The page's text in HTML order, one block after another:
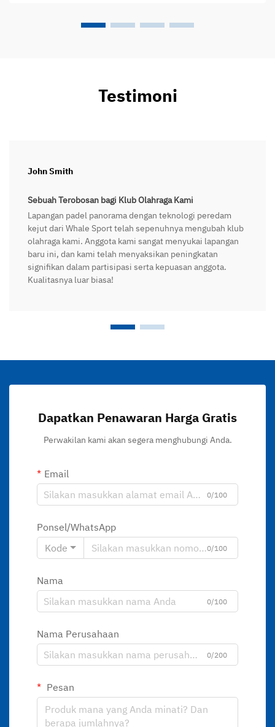
Testimoni
John Smith
Sebuah Terobosan bagi Klub Olahraga Kami
Lapangan padel panorama dengan teknologi peredam
kejut dari Whale Sport telah sepenuhnya mengubah klub
olahraga kami. Anggota kami sangat menyukai lapangan
baru ini, dan kami telah menyaksikan peningkatan
signifikan dalam partisipasi serta kepuasan anggota.
Kualitasnya luar biasa!
Dapatkan Penawaran Harga Gratis
Perwakilan kami akan segera menghubungi Anda.
Email
0/100
Ponsel/WhatsApp
Kode
0/100
Nama
0/100
Nama Perusahaan
0/200
Pesan